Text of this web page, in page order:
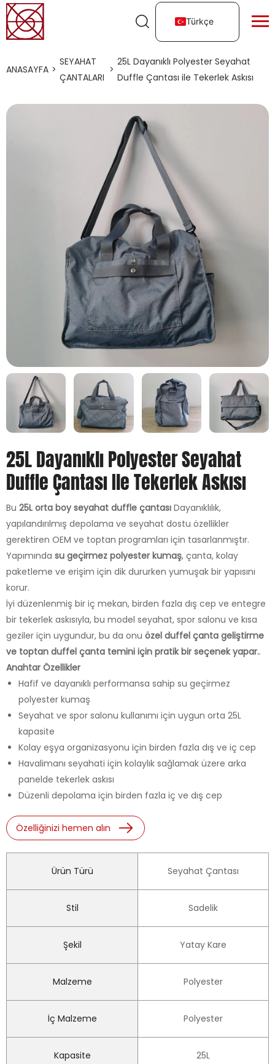
Türkçe
ANASAYFA >
SEYAHAT
ÇANTALARI
>
25L Dayanıklı Polyester Seyahat
Duffle Çantası ile Tekerlek Askısı
25L Dayanıklı Polyester Seyahat
Duffle Çantası Ile Tekerlek Askısı
Bu 25L orta boy seyahat duffle çantası Dayanıklılık,
yapılandırılmış depolama ve seyahat dostu özellikler
gerektiren OEM ve toptan programları için tasarlanmıştır.
Yapımında su geçirmez polyester kumaş, çanta, kolay
paketleme ve erişim için dik dururken yumuşak bir yapısını
korur.
İyi düzenlenmiş bir iç mekan, birden fazla dış cep ve entegre
bir tekerlek askısıyla, bu model seyahat, spor salonu ve kısa
geziler için uygundur, bu da onu özel duffel çanta geliştirme
ve toptan duffel çanta temini için pratik bir seçenek yapar..
Anahtar Özellikler
Hafif ve dayanıklı performansa sahip su geçirmez
polyester kumaş
Seyahat ve spor salonu kullanımı için uygun orta 25L
kapasite
Kolay eşya organizasyonu için birden fazla dış ve iç cep
Havalimanı seyahati için kolaylık sağlamak üzere arka
panelde tekerlek askısı
Düzenli depolama için birden fazla iç ve dış cep
Özelliğinizi hemen alın
Ürün Türü Seyahat Çantası
Stil Sadelik
Şekil Yatay Kare
Malzeme Polyester
İç Malzeme Polyester
Kapasite 25L